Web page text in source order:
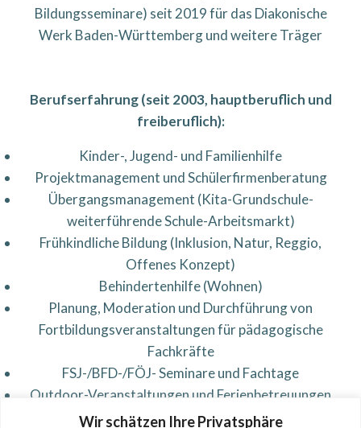
Wir schätzen Ihre Privatsphäre
Bildungsseminare) seit 2019 für das Diakonische
Werk Baden-Württemberg und weitere Träger
Berufserfahrung (seit 2003, hauptberuflich und
freiberuflich):
Kinder-, Jugend- und Familienhilfe
Projektmanagement und Schülerfirmenberatung
Übergangsmanagement (Kita-Grundschule-
weiterführende Schule-Arbeitsmarkt)
Frühkindliche Bildung (Inklusion, Natur, Reggio,
Offenes Konzept)
Behindertenhilfe (Wohnen)
Planung, Moderation und Durchführung von
Fortbildungsveranstaltungen für pädagogische
Fachkräfte
FSJ-/BFD-/FÖJ- Seminare und Fachtage
Outdoor-Veranstaltungen und Ferienbetreuungen
(Waldtage und Wildniscamps)